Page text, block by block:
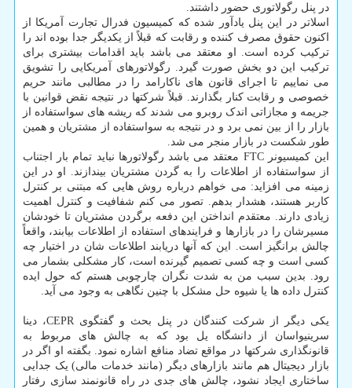
در پنل رگولاتوری حضور داشتند.
اسلاتر در این پنل یادآور شده که کمیسیون فدرال تجارت آمریکا از
اکنون حقوق مصرف کننده و رقابت که قبلاً از یکدیگر جدا بوده اند را
ترکیب کرده است. او معتقد می باشد باید اقدامات بیشتری برای
ترکیب این دو بخش صورت گیرد. رگولاتورهای آمریکایی را تشویق
می نماییم تا اجرای قانون های ناکارامد را در مطالبی مانند حریم
خصوصی و رقابت کنار بگذارند. قبلاً شرکتها در نتیجه نقض قوانین با
جریمه و مجازاتی اندک روبرو می شدند که ریشه های سواستفاده از
بازار را از بین نمی برد و در نتیجه به سواستفاده از مشتریان و همین
طور شکست در بازار منجر می شد.
این کمیسیونر FTC معتقد می باشد رگولاتورها نباید تمام بار اجتناب
از سواستفاده از اطلاعات را به گردن مشتریان بیندازند. او در این
زمینه می افزاید: می خواهم درباره روش هایی که مبتنی بر کنترل
کاربر هستند، هشدار بدهم. تصور می کنم شفافیت و کنترل اهمیت
زیادی دارند. معتقدم انداختن این دفعه برگردن مشتریان تا خودشان
مسیرشان را در بازارها و فرایندهای استفاده از اطلاعات بیابند، واقعاً
چالش برانگیز است. این که آنها دریابند اطلاعات شان در اختیار چه
کسی است و چه کسی تصمیم گیرنده است، کار مشکلی بشمار می
رود. بدین سبب من به شدت نگران چارچوبی هستم که حول ایده
کنترل داده ها یا شیوه حل مشکل با چنین نگاهی به وجود می آید.
یکی دیگر از شرکت کنندگان در پنل بحث و گفتگوی CEPR، دینا
سرینیواسان از دانشگاه یل بود که به چالش های مربوط به
قانونگذاری شرکتها در مواقع تضاد منافع اشاره نمود. بگفته او اگر در
بازار دیجیتال هم مانند بازارهای دیگر (مانند خدمات مالی) یک جدایی
ساختاری ایجاد نشود، چالش های جدی در راه قانونمند سازی رفتار